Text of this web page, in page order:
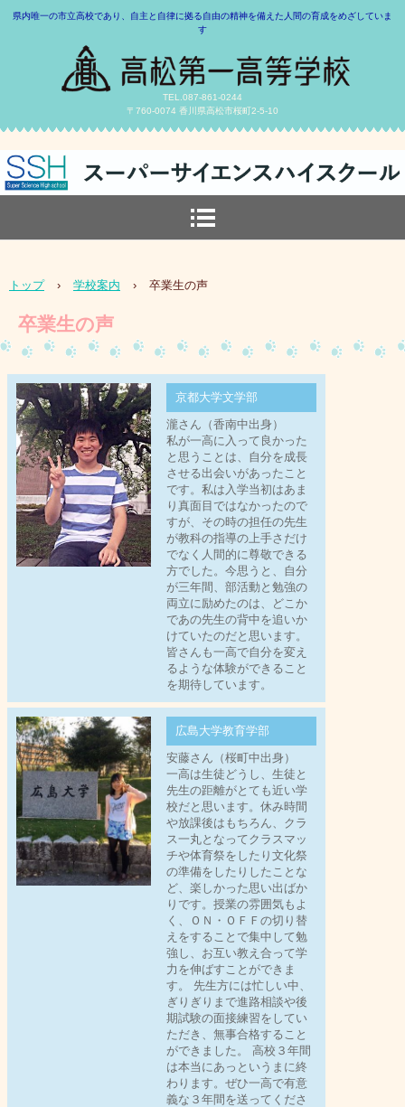
県内唯一の市立高校であり、自主と自律に拠る自由の精神を備えた人間の育成をめざしていま
す
TEL.087-861-0244
〒760-0074 香川県高松市桜町2-5-10
トップ › 学校案内 › 卒業生の声
卒業生の声
京都大学文学部
瀧さん（香南中出身）
私が一高に入って良かった
と思うことは、自分を成長
させる出会いがあったこと
です。私は入学当初はあま
り真面目ではなかったので
すが、その時の担任の先生
が教科の指導の上手さだけ
でなく人間的に尊敬できる
方でした。今思うと、自分
が三年間、部活動と勉強の
両立に励めたのは、どこか
であの先生の背中を追いか
けていたのだと思います。
皆さんも一高で自分を変え
るような体験ができること
を期待しています。
広島大学教育学部
安藤さん（桜町中出身）
一高は生徒どうし、生徒と
先生の距離がとても近い学
校だと思います。休み時間
や放課後はもちろん、クラ
ス一丸となってクラスマッ
チや体育祭をしたり文化祭
の準備をしたりしたことな
ど、楽しかった思い出ばか
りです。授業の雰囲気もよ
く、ＯＮ・ＯＦＦの切り替
えをすることで集中して勉
強し、お互い教え合って学
力を伸ばすことができま
す。 先生方には忙しい中、
ぎりぎりまで進路相談や後
期試験の面接練習をしてい
ただき、無事合格すること
ができました。 高校３年間
は本当にあっというまに終
わります。ぜひ一高で有意
義な３年間を送ってくださ